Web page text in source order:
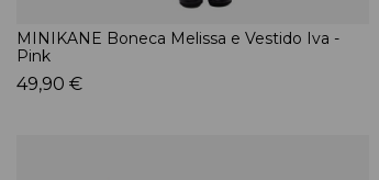
MINIKANE Boneca Melissa e Vestido Iva -
Pink
49,90 €